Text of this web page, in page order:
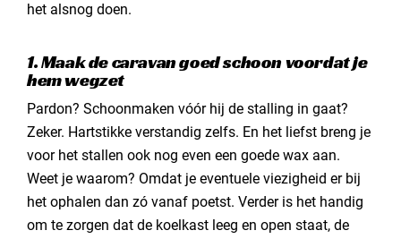
het alsnog doen.
1. Maak de caravan goed schoon voordat je
hem wegzet
Pardon? Schoonmaken vóór hij de stalling in gaat?
Zeker. Hartstikke verstandig zelfs. En het liefst breng je
voor het stallen ook nog even een goede wax aan.
Weet je waarom? Omdat je eventuele viezigheid er bij
het ophalen dan zó vanaf poetst. Verder is het handig
om te zorgen dat de koelkast leeg en open staat, de